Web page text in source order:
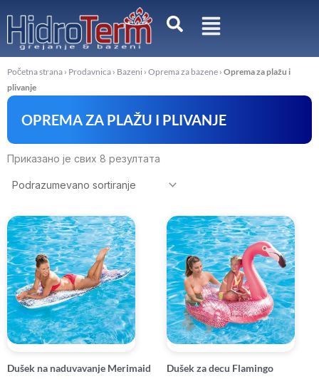
sadržaj
Početna strana › Prodavnica › Bazeni › Oprema za bazene › Oprema za plažu i
plivanje
OPREMA ZA PLAŽU I PLIVANJE
Приказано је свих 8 резултата
Dušek na naduvavanje Merimaid
Dušek za decu Flamingo